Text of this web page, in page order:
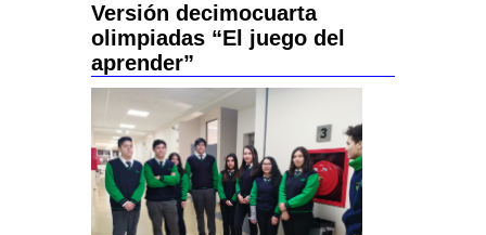
Versión decimocuarta
olimpiadas “El juego del
aprender”